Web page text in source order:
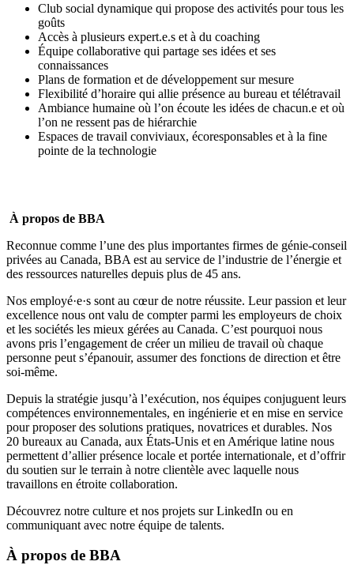
Club social dynamique qui propose des activités pour tous les
goûts
Accès à plusieurs expert.e.s et à du coaching
Équipe collaborative qui partage ses idées et ses
connaissances
Plans de formation et de développement sur mesure
Flexibilité d’horaire qui allie présence au bureau et télétravail
Ambiance humaine où l’on écoute les idées de chacun.e et où
l’on ne ressent pas de hiérarchie
Espaces de travail conviviaux, écoresponsables et à la fine
pointe de la technologie
À propos de BBA
Reconnue comme l’une des plus importantes firmes de génie-conseil
privées au Canada, BBA est au service de l’industrie de l’énergie et
des ressources naturelles depuis plus de 45 ans.
Nos employé·e·s sont au cœur de notre réussite. Leur passion et leur
excellence nous ont valu de compter parmi les employeurs de choix
et les sociétés les mieux gérées au Canada. C’est pourquoi nous
avons pris l’engagement de créer un milieu de travail où chaque
personne peut s’épanouir, assumer des fonctions de direction et être
soi-même.
Depuis la stratégie jusqu’à l’exécution, nos équipes conjuguent leurs
compétences environnementales, en ingénierie et en mise en service
pour proposer des solutions pratiques, novatrices et durables. Nos
20 bureaux au Canada, aux États-Unis et en Amérique latine nous
permettent d’allier présence locale et portée internationale, et d’offrir
du soutien sur le terrain à notre clientèle avec laquelle nous
travaillons en étroite collaboration.
Découvrez notre culture et nos projets surLinkedIn ou en
communiquant avec notre équipe de talents.
À propos de BBA